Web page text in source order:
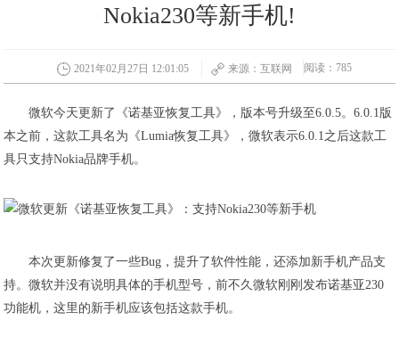
Nokia230等新手机!
2021年02月27日 12:01:05 来源：互联网 阅读：785
微软今天更新了《诺基亚恢复工具》，版本号升级至6.0.5。6.0.1版
本之前，这款工具名为《Lumia恢复工具》，微软表示6.0.1之后这款工
具只支持Nokia品牌手机。
本次更新修复了一些Bug，提升了软件性能，还添加新手机产品支
持。微软并没有说明具体的手机型号，前不久微软刚刚发布诺基亚230
功能机，这里的新手机应该包括这款手机。